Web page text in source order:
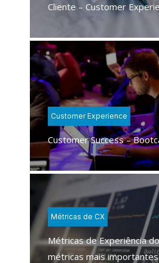
Cliente – Customer
Customer Experience
Customer Success –
Métricas de CX
Métricas de Experiência
métricas mais importantes